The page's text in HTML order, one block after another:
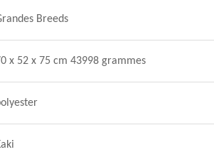
Breeds
x 52 x 75 cm 43998 grammes